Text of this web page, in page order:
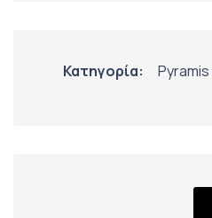
Κατηγορία: Pyramis